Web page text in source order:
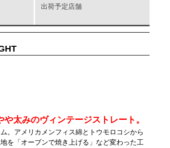
太みのヴィンテージストレート。
。アメリカメンフィス綿とトウモロコシから
を「オーブンで焼き上げる」など変わった工
出荷予定店舗